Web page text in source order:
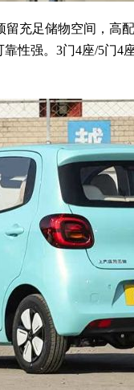
充足储物空间，高
性强。3门4座/5门4